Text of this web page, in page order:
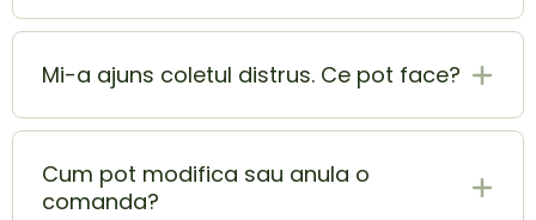
reducere de 5% din totalul comenzii.
Produsul ajunge la tine in 1-2 zile lucratoare.
Mi-a ajuns coletul distrus. Ce pot face?
In momentul in care ai primit coletul lovit sau
deteriorat, contacteaza-ne pe adresa
doimeseriasi.ro@gmail.com cat mai rapid.
Cum pot modifica sau anula o
comanda?